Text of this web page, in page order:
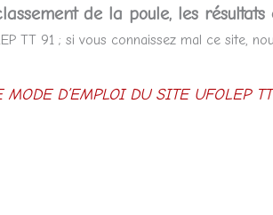
de la poule, les
TT 91 ; si vous connaissez mal ce site,
MODE D’EMPLOI DU SITE UFOLEP